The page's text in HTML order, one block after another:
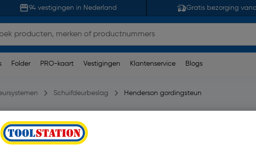
94 vestigingen in Nederland Gratis bezorging
Folder PRO-kaart Vestigingen Klantenservice Blogs
Schuifdeurbeslag Henderson gordingsteun
6 opmerking(en)